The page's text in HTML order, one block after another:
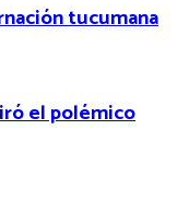
tucumana
el polémico